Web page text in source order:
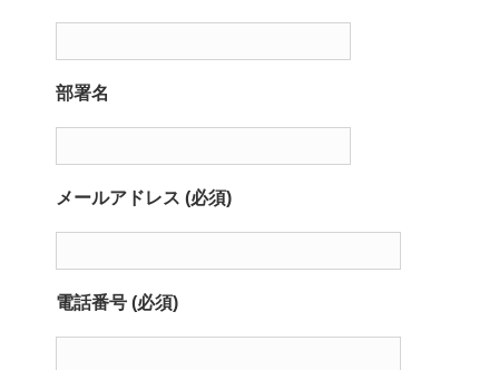
部署名
メールアドレス (必須)
電話番号 (必須)